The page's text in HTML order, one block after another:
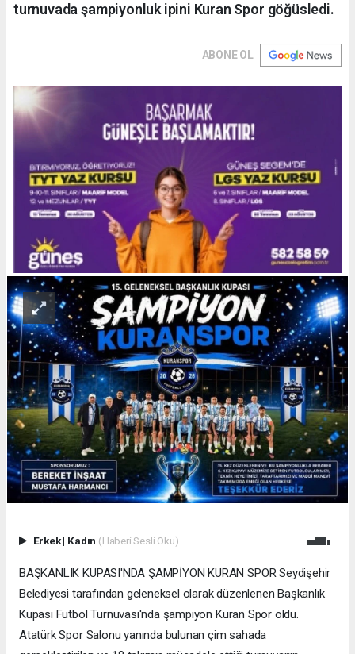
turnuvada şampiyonluk ipini Kuran Spor göğüsledi.
ABONE OL
Erkek| Kadın (Haberi Sesli Oku)
BAŞKANLIK KUPASI'NDA ŞAMPİYON KURAN SPOR Seydişehir
Belediyesi tarafından geleneksel olarak düzenlenen Başkanlık
Kupası Futbol Turnuvası'nda şampiyon Kuran Spor oldu.
Atatürk Spor Salonu yanında bulunan çim sahada